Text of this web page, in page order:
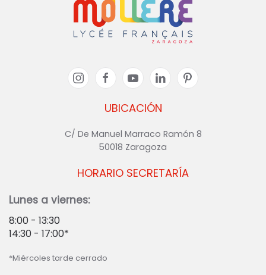
UBICACIÓN
C/ De Manuel Marraco Ramón 8
50018 Zaragoza
HORARIO SECRETARÍA
Lunes a viernes:
8:00 - 13:30
14:30 - 17:00*
*Miércoles tarde cerrado